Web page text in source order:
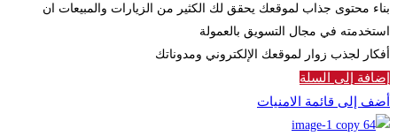
بناء محتوى جذاب لموقعك يحقق لك الكثير من الزيارات والمبيعات ان
استخدمته في مجال التسويق بالعمولة
أفكار لجذب زوار لموقعك الإلكتروني ومدوناتك
إضافة إلى السلة
أضف إلى قائمة الامنيات